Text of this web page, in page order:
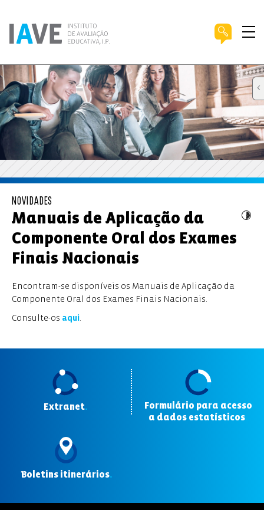
NOVIDADES
Manuais de Aplicação da
Componente Oral dos Exames
Finais Nacionais
Encontram-se disponíveis os Manuais de Aplicação da
Componente Oral dos Exames Finais Nacionais.
Consulte-os aqui.
Extranet.
Formulário para acesso
a dados estatísticos
Boletins itinerários.